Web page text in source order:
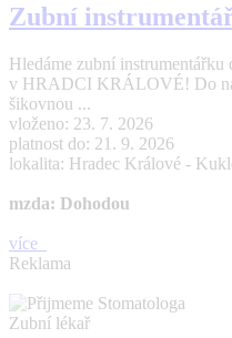
Zubní
Hledáme zubní instrumentářku
v HRADCI KRÁLOVÉ! Do
šikovnou ...
vloženo: 23. 7. 2026
platnost do: 21. 9. 2026
lokalita: Hradec Králové -
mzda: Dohodou
více
Reklama
Zubní lékař